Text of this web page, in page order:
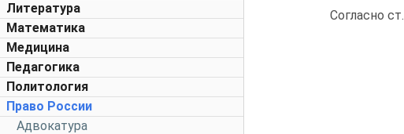
Литература
Математика
Медицина
Педагогика
Политология
Право России
Адвокатура
Согласно ст.